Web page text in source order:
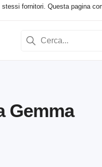
fornitori. Questa pagina
Gemma